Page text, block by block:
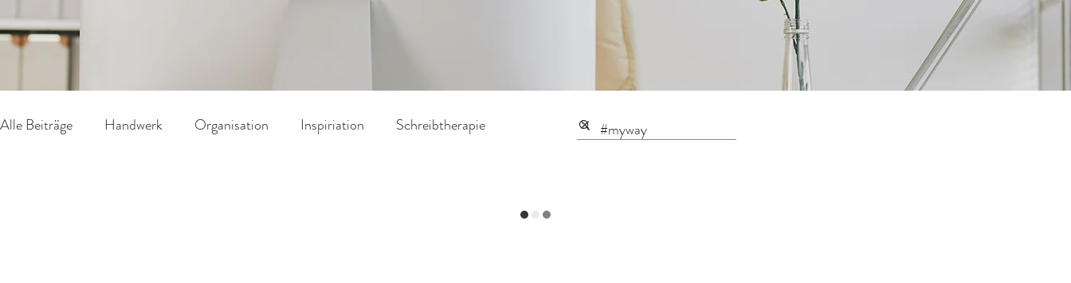
Alle Beiträge Handwerk Organisation Inspiriation Schreibtherapie